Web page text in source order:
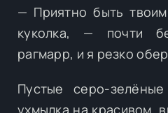
— Приятно быть
куколка, — почти
рагмарр, и я резко
Пустые серо-
ухмылка на красивом,